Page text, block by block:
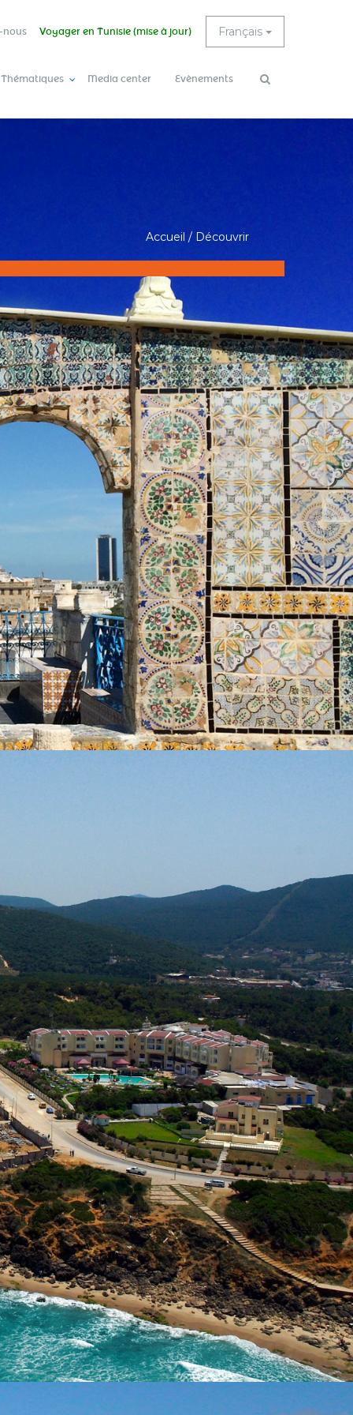
Français
nous Voyager en Tunisie (mise à jour)
Thématiques Media center Evènements
Accueil / Découvrir